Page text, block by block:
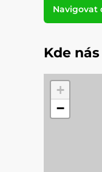
Navigovat
Kde
+
−